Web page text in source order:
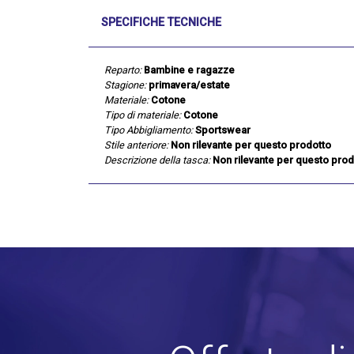
SPECIFICHE TECNICHE
Reparto: Bambine e ragazze
Stagione: primavera/estate
Materiale: Cotone
Tipo di materiale: Cotone
Tipo Abbigliamento: Sportswear
Stile anteriore: Non rilevante per questo prodotto
Descrizione della tasca: Non rilevante per questo